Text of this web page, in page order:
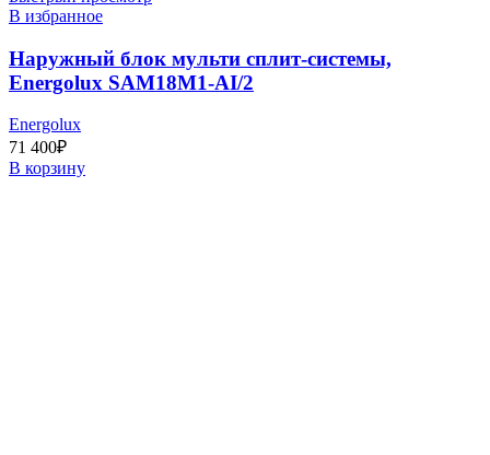
В избранное
Наружный блок мульти сплит-системы,
Energolux SAM18M1-AI/2
Energolux
71 400₽
В корзину